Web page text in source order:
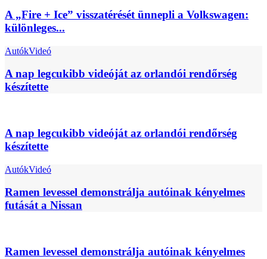
A „Fire + Ice” visszatérését ünnepli a Volkswagen:
különleges...
AutókVideó
A nap legcukibb videóját az orlandói rendőrség
készítette
A nap legcukibb videóját az orlandói rendőrség
készítette
AutókVideó
Ramen levessel demonstrálja autóinak kényelmes
futását a Nissan
Ramen levessel demonstrálja autóinak kényelmes